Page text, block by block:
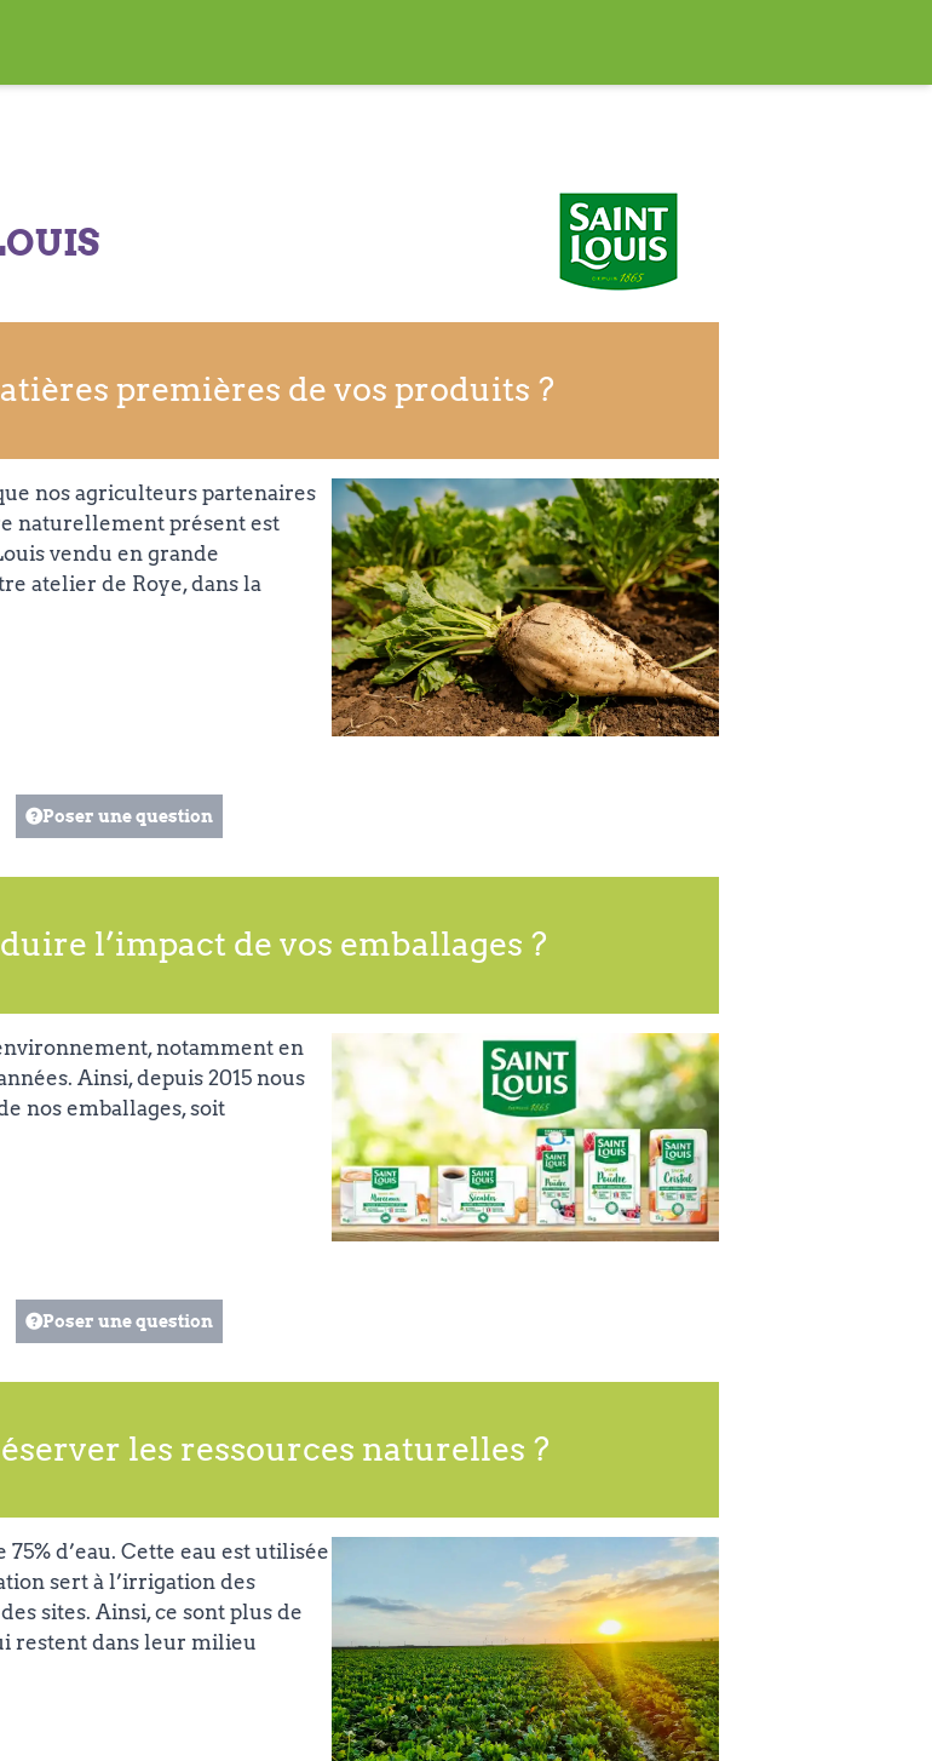
premières de vos produits ?
nos agriculteurs partenaires
naturellement présent est
vendu en grande
atelier de Roye, dans la
Poser une question
l’impact de vos emballages ?
notamment en
Ainsi, depuis 2015 nous
nos emballages, soit
Poser une question
les ressources naturelles ?
d’eau. Cette eau est utilisée
sert à l’irrigation des
sites. Ainsi, ce sont plus de
restent dans leur milieu